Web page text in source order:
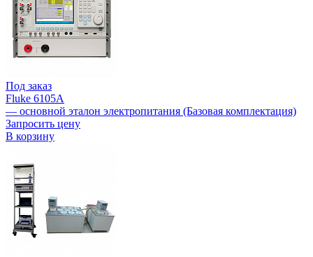
Под заказ
Fluke 6105A
— основной эталон электропитания (Базовая комплектация)
Запросить цену
В корзину